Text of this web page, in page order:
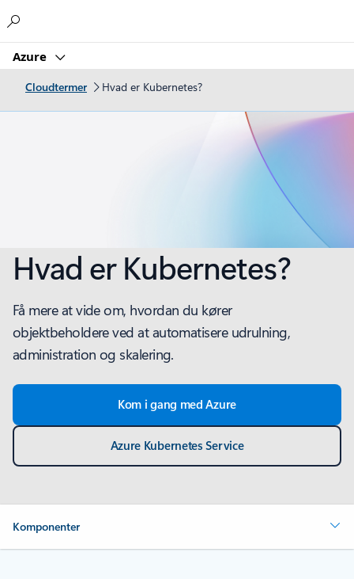
Azure
Cloudtermer Hvad er Kubernetes?
Hvad er Kubernetes?
Få mere at vide om, hvordan du kører
objektbeholdere ved at automatisere udrulning,
administration og skalering.
Kom i gang med Azure
Azure Kubernetes Service
Komponenter